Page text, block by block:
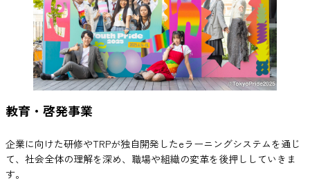
教育・啓発事業
企業に向けた研修やTRPが独自開発したeラーニングシステムを通じ
て、社会全体の理解を深め、職場や組織の変革を後押ししていきま
す。